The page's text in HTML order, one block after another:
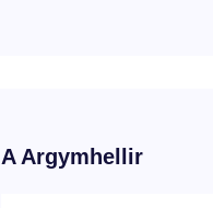
A Argymhellir